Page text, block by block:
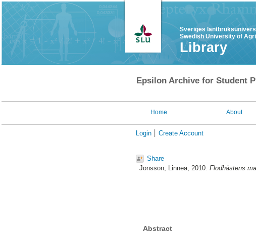
Sveriges
Swedish University of
Library
Epsilon Archive for Student
Home About
Login Create Account
Share
Jonsson, Linnea, 2010. Flodhästens
Abstract